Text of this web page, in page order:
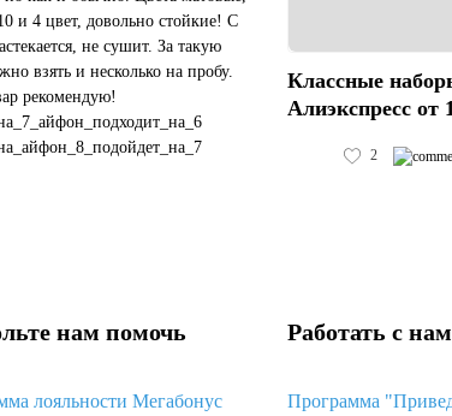
и 4 цвет, довольно стойкие! С
не сушит. За такую
взять и несколько на пробу.
рекомендую!
Классные
Алиэкспресс от
2
нам помочь
лояльности Мегабонус
Работать с
Программа